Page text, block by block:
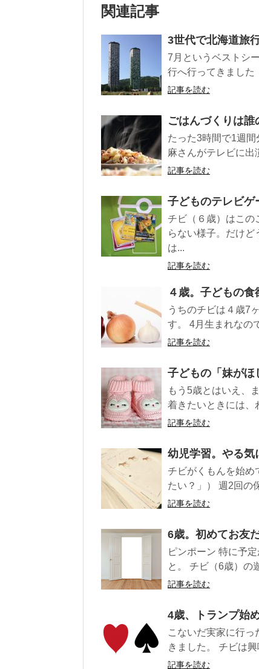
関連記事
3世代で北海道旅
7月というベストシ
行へ行ってきました
記事を読む
ごはんづくりは誰
たった3時間で1週
麻さんがテレビに出
記事を読む
子どものテレビゲ
チビ（６歳）はこの
らない様子。だけど
は...
記事を読む
４歳。子どもの
うちのチビは４歳7
す。 4月生まれなの
記事を読む
子どもの「妹がほ
もう5歳とはいえ、
着きたいときには、
記事を読む
幼児学習。やる気
チビがくもんを始め
たい？」） 週2回の
記事を読む
6歳。初めてお友
ピンポーン 特に予
と。 チビ（6歳）の
記事を読む
4歳、トランプ始
こないだ実家に行っ
きました。 チビは
記事を読む